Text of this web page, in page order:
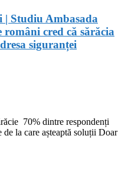
Studiu Ambasada
cred că sărăcia
siguranței
70% dintre respondenți
la care așteaptă soluții Doar